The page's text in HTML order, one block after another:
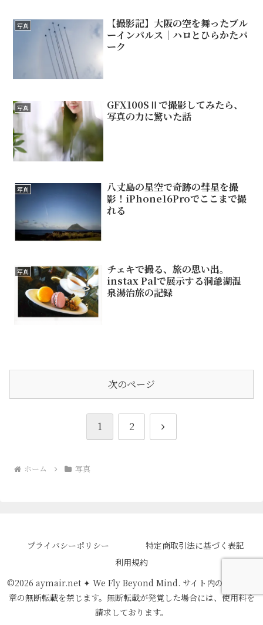
写真
【撮影記】大阪の空を舞ったブル
ーインパルス｜ハロとひらかたパ
ーク
写真
GFX100SⅡで撮影してみたら、
写真の力に驚いた話
写真
八丈島の星空で奇跡の彗星を撮
影！iPhone16Proでここまで撮
れる
写真
チェキで撮る、旅の思い出。
instax Palで展示する洞爺湖温
泉湯治旅の記録
次のページ
1 2
次
ホーム 写真
プライバシーポリシー
特定商取引法に基づく表記
利用規約
©️2026 aymair.net ✦ We Fly Beyond Mind. サイト内の画像・文
章の無断転載を禁じます。無断転載が発覚した場合には、使用料を
請求しております。